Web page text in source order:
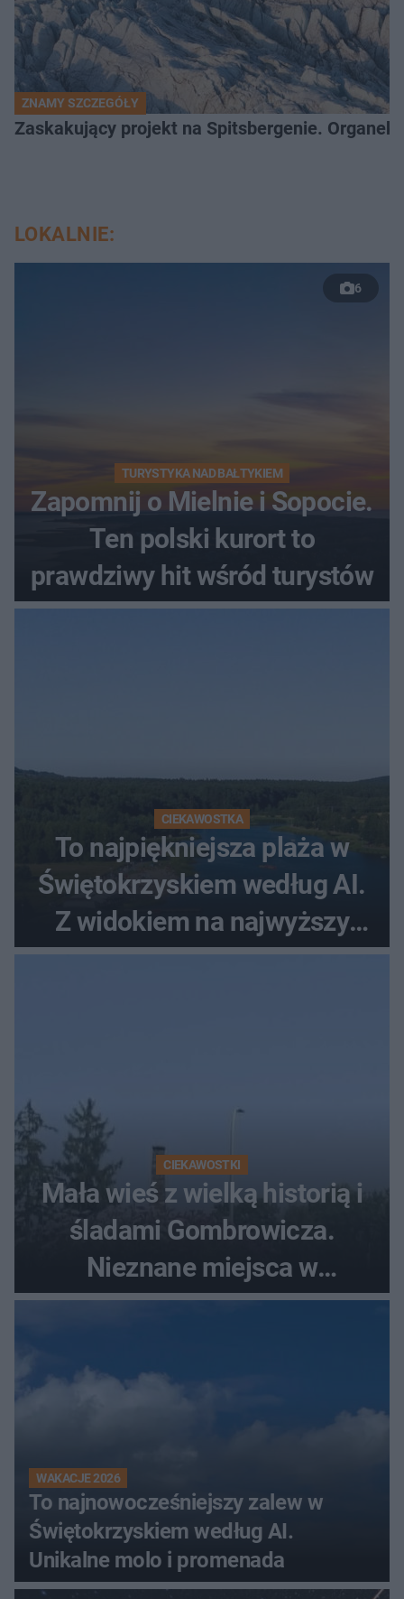
ZNAMY SZCZEGÓŁY
Zaskakujący projekt na Spitsbergenie.
LOKALNIE:
6
TURYSTYKA NAD BAŁTYKIEM
Zapomnij o Mielnie i Sopocie.
Ten polski kurort to
prawdziwy hit wśród turystów
CIEKAWOSTKA
To najpiękniejsza plaża w
Świętokrzyskiem według AI.
Z widokiem na najwyższy
szczyt Gór Świętokrzyskich
CIEKAWOSTKI
Mała wieś z wielką historią i
śladami Gombrowicza.
Nieznane miejsca w
Świętokrzyskiem
WAKACJE 2026
To najnowocześniejszy zalew w
Świętokrzyskiem według AI.
Unikalne molo i promenada